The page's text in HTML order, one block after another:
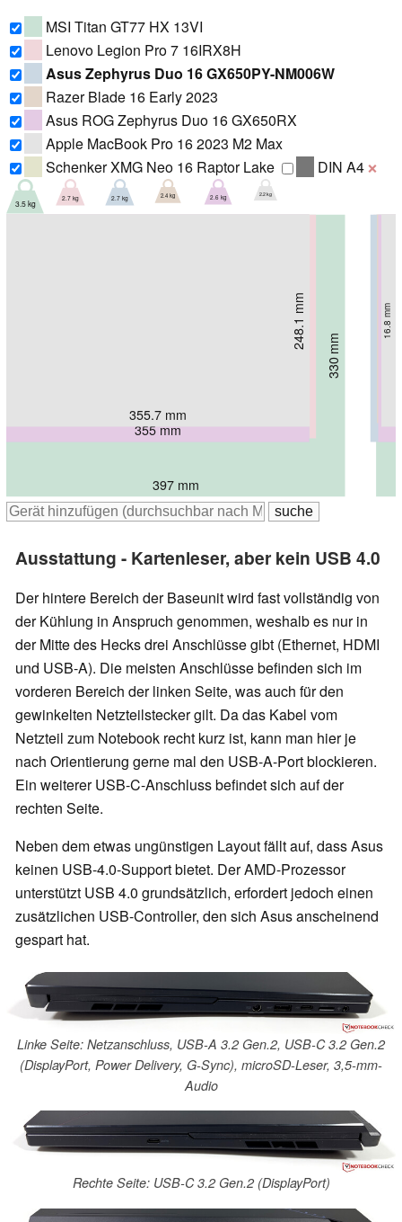
MSI Titan GT77 HX 13VI
Lenovo Legion Pro 7 16IRX8H
Asus Zephyrus Duo 16 GX650PY-NM006W
Razer Blade 16 Early 2023
Asus ROG Zephyrus Duo 16 GX650RX
Apple MacBook Pro 16 2023 M2 Max
Schenker XMG Neo 16 Raptor Lake
DIN A4 ❌
397 mm
330 mm
3.5 kg
363 mm
262 mm 26 mm
2.7 kg
355 mm
266 mm 29.7 mm
2.7 kg
355 mm
244 mm 21.99 mm
2.4 kg
355 mm
266 mm 20.5 mm
2.6 kg
355.7 mm
248.1 mm 16.8 mm
2.2 kg
Ausstattung - Kartenleser, aber kein USB 4.0
Der hintere Bereich der Baseunit wird fast vollständig von
der Kühlung in Anspruch genommen, weshalb es nur in
der Mitte des Hecks drei Anschlüsse gibt (Ethernet, HDMI
und USB-A). Die meisten Anschlüsse befinden sich im
vorderen Bereich der linken Seite, was auch für den
gewinkelten Netzteilstecker gilt. Da das Kabel vom
Netzteil zum Notebook recht kurz ist, kann man hier je
nach Orientierung gerne mal den USB-A-Port blockieren.
Ein weiterer USB-C-Anschluss befindet sich auf der
rechten Seite.
Neben dem etwas ungünstigen Layout fällt auf, dass Asus
keinen USB-4.0-Support bietet. Der AMD-Prozessor
unterstützt USB 4.0 grundsätzlich, erfordert jedoch einen
zusätzlichen USB-Controller, den sich Asus anscheinend
gespart hat.
Linke Seite: Netzanschluss, USB-A 3.2 Gen.2, USB-C 3.2 Gen.2
(DisplayPort, Power Delivery, G-Sync), microSD-Leser, 3,5-mm-
Audio
Rechte Seite: USB-C 3.2 Gen.2 (DisplayPort)